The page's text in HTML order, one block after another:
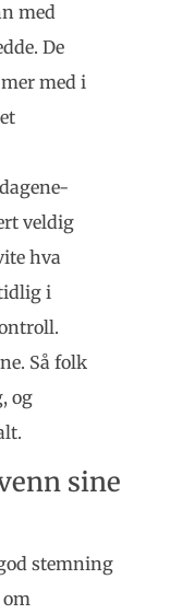
med
De
med i
veldig
hva
i
Så folk
og
sine
stemning